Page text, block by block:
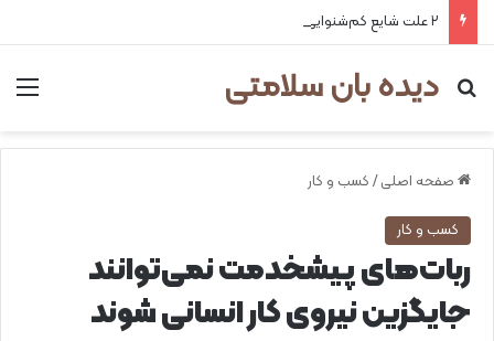
۲ علت شایع‌ کم‌شنوایی
دیده بان سلامتی
جستجو برای
صفحه اصلی / کسب و کار
کسب و کار
ربات‌های پیشخدمت نمی‌توانند
جایگزین نیروی کار انسانی شوند